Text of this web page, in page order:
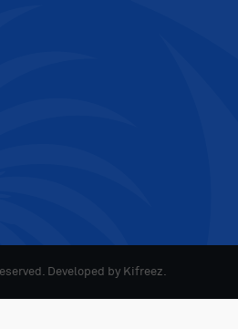
Developed by Kifreez.